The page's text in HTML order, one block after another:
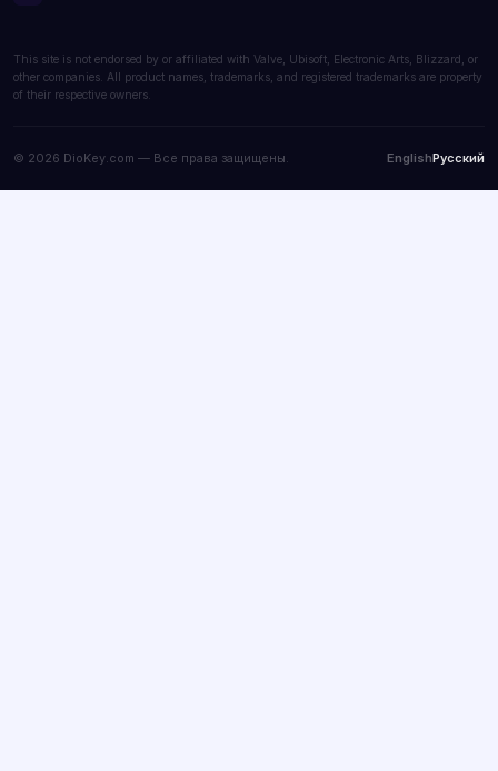
This site is not endorsed by or affiliated with Valve, Ubisoft, Electronic Arts, Blizzard, or
other companies. All product names, trademarks, and registered trademarks are property
of their respective owners.
© 2026 DioKey.com — Все права защищены. EnglishРусский